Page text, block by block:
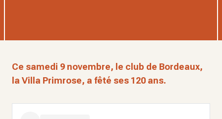
Ce samedi 9 novembre, le club de Bordeaux,
la Villa Primrose, a fêté ses 120 ans.